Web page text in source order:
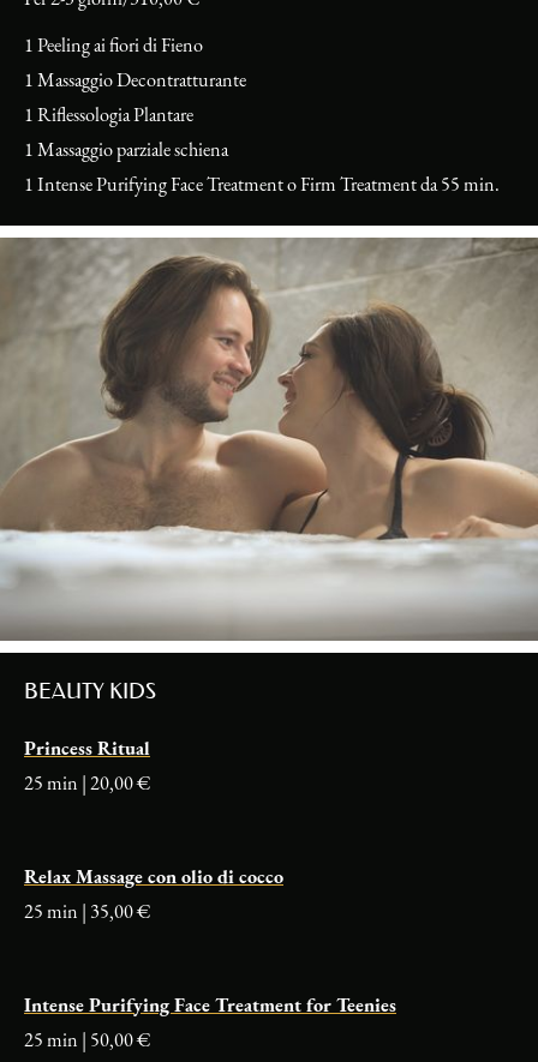
1 Peeling ai fiori di Fieno
1 Massaggio Decontratturante
1 Riflessologia Plantare
1 Massaggio parziale schiena
1 Intense Purifying Face Treatment o Firm Treatment da 55 min.
BEAUTY KIDS
Princess Ritual
25 min | 20,00 €
Relax Massage con olio di cocco
25 min | 35,00 €
Intense Purifying Face Treatment for Teenies
25 min | 50,00 €